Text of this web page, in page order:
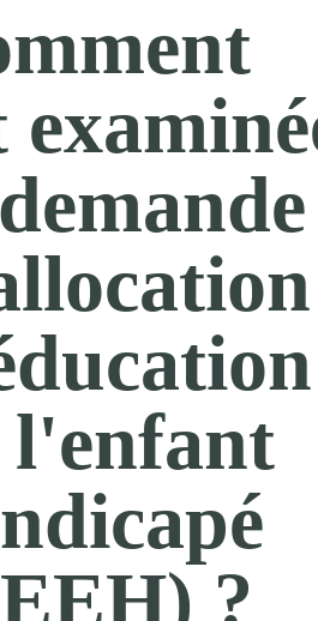
l'enfant
?